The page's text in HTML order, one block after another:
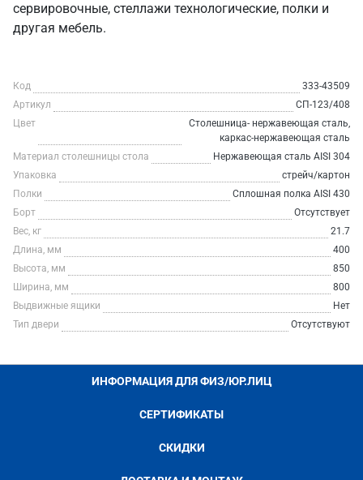
сервировочные, стеллажи технологические, полки и
другая мебель.
Код
333-43509
Артикул
СП-123/408
Цвет
Столешница- нержавеющая сталь,
каркас-нержавеющая сталь
Материал столешницы стола
Нержавеющая сталь AISI 304
Упаковка
стрейч/картон
Полки
Сплошная полка AISI 430
Борт
Отсутствует
Вес, кг
21.7
Длина, мм
400
Высота, мм
850
Ширина, мм
800
Выдвижные ящики
Нет
Тип двери
Отсутствуют
ИНФОРМАЦИЯ ДЛЯ ФИЗ/ЮР.ЛИЦ
СЕРТИФИКАТЫ
СКИДКИ